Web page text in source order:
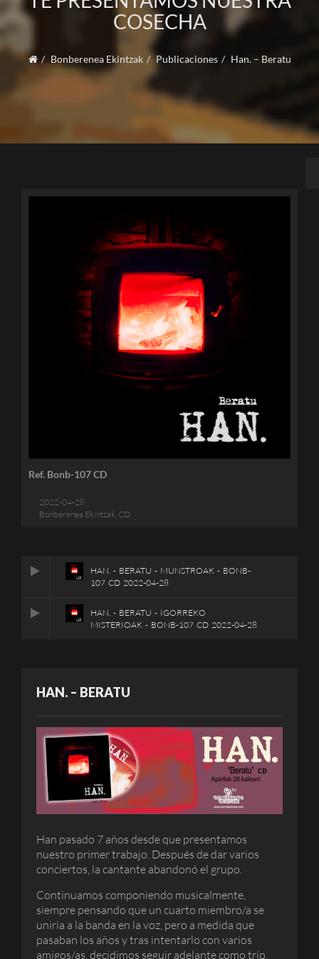
COSECHA
Bonberenea Ekintzak Publicaciones Han. – Beratu
Ref. Bonb-107 CD
2022-04-28
Bonberenea Ekintzak, CD
HAN. - BERATU - MUNSTROAK - BONB-
107 CD 2022-04-28
HAN. - BERATU - IGORREKO
MISTERIOAK - BONB-107 CD 2022-04-28
HAN. – BERATU
Han pasado 7 años desde que presentamos
nuestro primer trabajo. Después de dar varios
conciertos, la cantante abandonó el grupo.
Continuamos componiendo musicalmente,
siempre pensando que un cuarto miembro/a se
uniría a la banda en la voz, pero a medida que
pasaban los años y tras intentarlo con varios
amigos/as, decidimos seguir adelante como trío.